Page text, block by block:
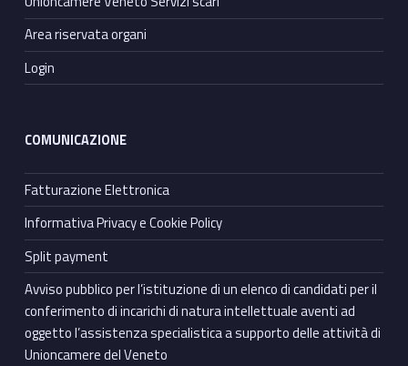
Area riservata organi
Login
COMUNICAZIONE
Fatturazione Elettronica
Informativa Privacy e Cookie Policy
Split payment
Avviso pubblico per l’istituzione di un elenco di candidati per il
conferimento di incarichi di natura intellettuale aventi ad
oggetto l’assistenza specialistica a supporto delle attività di
Unioncamere del Veneto